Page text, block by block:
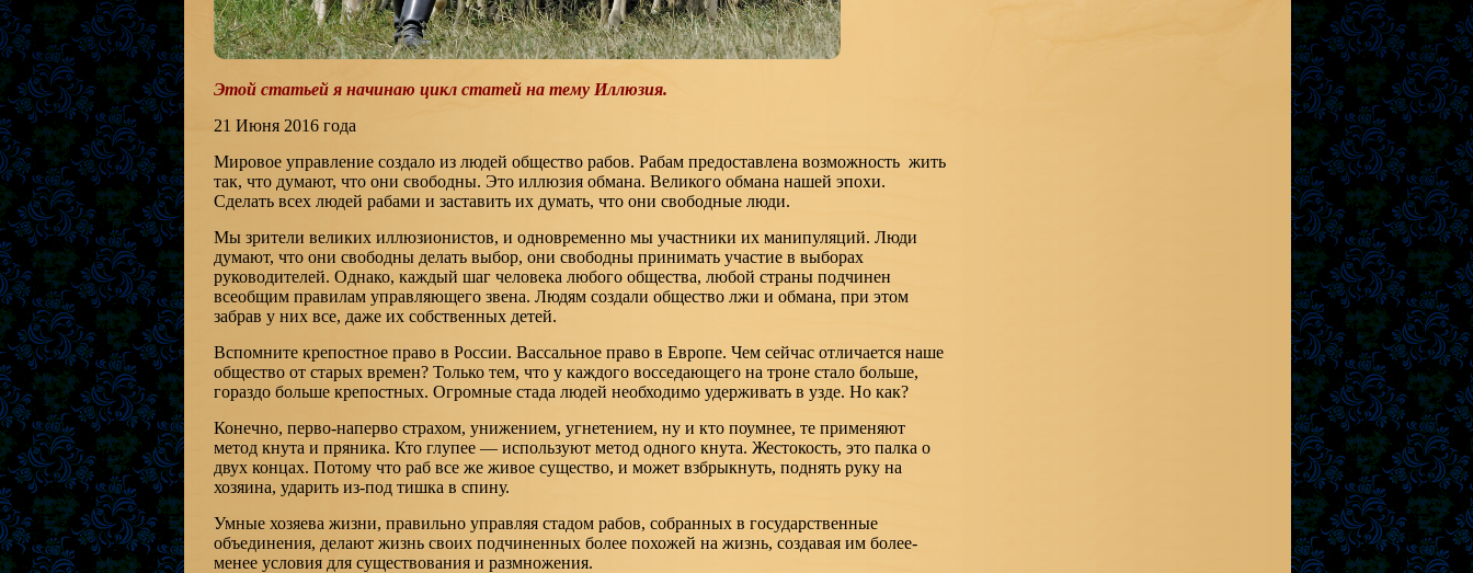
Этой статьей я начинаю цикл статей на тему Иллюзия.
21 Июня 2016 года
Мировое управление создало из людей общество рабов. Рабам предоставлена возможность жить
так, что думают, что они свободны. Это иллюзия обмана. Великого обмана нашей эпохи.
Сделать всех людей рабами и заставить их думать, что они свободные люди.
Мы зрители великих иллюзионистов, и одновременно мы участники их манипуляций. Люди
думают, что они свободны делать выбор, они свободны принимать участие в выборах
руководителей. Однако, каждый шаг человека любого общества, любой страны подчинен
всеобщим правилам управляющего звена. Людям создали общество лжи и обмана, при этом
забрав у них все, даже их собственных детей.
Вспомните крепостное право в России. Вассальное право в Европе. Чем сейчас отличается наше
общество от старых времен? Только тем, что у каждого восседающего на троне стало больше,
гораздо больше крепостных. Огромные стада людей необходимо удерживать в узде. Но как?
Конечно, перво-наперво страхом, унижением, угнетением, ну и кто поумнее, те применяют
метод кнута и пряника. Кто глупее — используют метод одного кнута. Жестокость, это палка о
двух концах. Потому что раб все же живое существо, и может взбрыкнуть, поднять руку на
хозяина, ударить из-под тишка в спину.
Умные хозяева жизни, правильно управляя стадом рабов, собранных в государственные
объединения, делают жизнь своих подчиненных более похожей на жизнь, создавая им более-
менее условия для существования и размножения.